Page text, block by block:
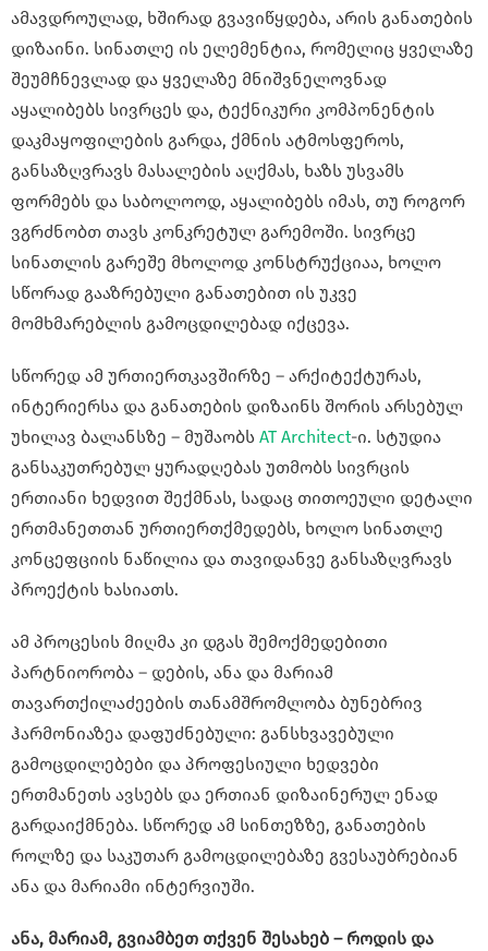
ამავდროულად, ხშირად გვავიწყდება, არის განათების
დიზაინი. სინათლე ის ელემენტია, რომელიც ყველაზე
შეუმჩნევლად და ყველაზე მნიშვნელოვნად
აყალიბებს სივრცეს და, ტექნიკური კომპონენტის
დაკმაყოფილების გარდა, ქმნის ატმოსფეროს,
განსაზღვრავს მასალების აღქმას, ხაზს უსვამს
ფორმებს და საბოლოოდ, აყალიბებს იმას, თუ როგორ
ვგრძნობთ თავს კონკრეტულ გარემოში. სივრცე
სინათლის გარეშე მხოლოდ კონსტრუქციაა, ხოლო
სწორად გააზრებული განათებით ის უკვე
მომხმარებლის გამოცდილებად იქცევა.
სწორედ ამ ურთიერთკავშირზე – არქიტექტურას,
ინტერიერსა და განათების დიზაინს შორის არსებულ
უხილავ ბალანსზე – მუშაობს AT Architect-ი. სტუდია
განსაკუთრებულ ყურადღებას უთმობს სივრცის
ერთიანი ხედვით შექმნას, სადაც თითოეული დეტალი
ერთმანეთთან ურთიერთქმედებს, ხოლო სინათლე
კონცეფციის ნაწილია და თავიდანვე განსაზღვრავს
პროექტის ხასიათს.
ამ პროცესის მიღმა კი დგას შემოქმედებითი
პარტნიორობა – დების, ანა და მარიამ
თავართქილაძეების თანამშრომლობა ბუნებრივ
ჰარმონიაზეა დაფუძნებული: განსხვავებული
გამოცდილებები და პროფესიული ხედვები
ერთმანეთს ავსებს და ერთიან დიზაინერულ ენად
გარდაიქმნება. სწორედ ამ სინთეზზე, განათების
როლზე და საკუთარ გამოცდილებაზე გვესაუბრებიან
ანა და მარიამი ინტერვიუში.
ანა, მარიამ, გვიამბეთ თქვენ შესახებ – როდის და